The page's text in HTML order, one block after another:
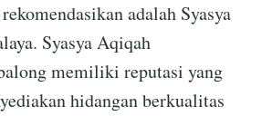
adalah Syasya
Syasya Aqiqah
memiliki reputasi yang
hidangan berkualitas